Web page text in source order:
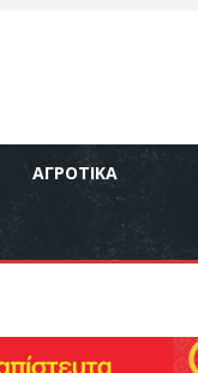
ΑΓΡΟΤΙΚΆ